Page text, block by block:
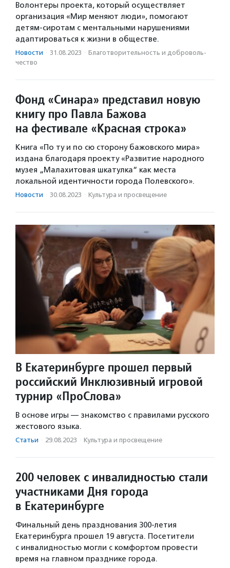
Волонтеры проекта, который осуществляет
организация «Мир меняют люди», помогают
детям-сиротам с ментальными нарушениями
адаптироваться к жизни в обществе.
Новости · 31.08.2023 · Благотвори­тель­ность и доброволь­
чест­во
Фонд «Синара» представил новую
книгу про Павла Бажова
на фестивале «Красная строка»
Книга «По ту и по сю сторону бажовского мира»
издана благодаря проекту «Развитие народного
музея „Малахитовая шкатулка“ как места
локальной идентичности города Полевского».
Новости · 30.08.2023 · Культура и просвещение
В Екатеринбурге прошел первый
российский Инклюзивный игровой
турнир «ПроСлова»
В основе игры — знакомство с правилами русского
жестового языка.
Статьи · 29.08.2023 · Культура и просвещение
200 человек с инвалидностью стали
участниками Дня города
в Екатеринбурге
Финальный день празднования 300-летия
Екатеринбурга прошел 19 августа. Посетители
с инвалидностью могли с комфортом провести
время на главном празднике города.